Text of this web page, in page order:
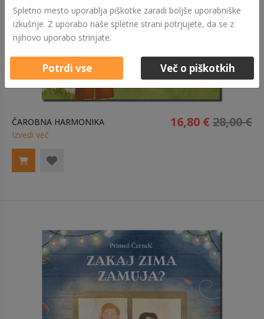
ČAROBNA HARMONIKA 16,80 € 28,00 €
Izvedi več
Spletno mesto uporablja piškotke zaradi boljše uporabniške
izkušnje. Z uporabo naše spletne strani potrjujete, da se z
njihovo uporabo strinjate.
Potrdi vse Več o piškotkih